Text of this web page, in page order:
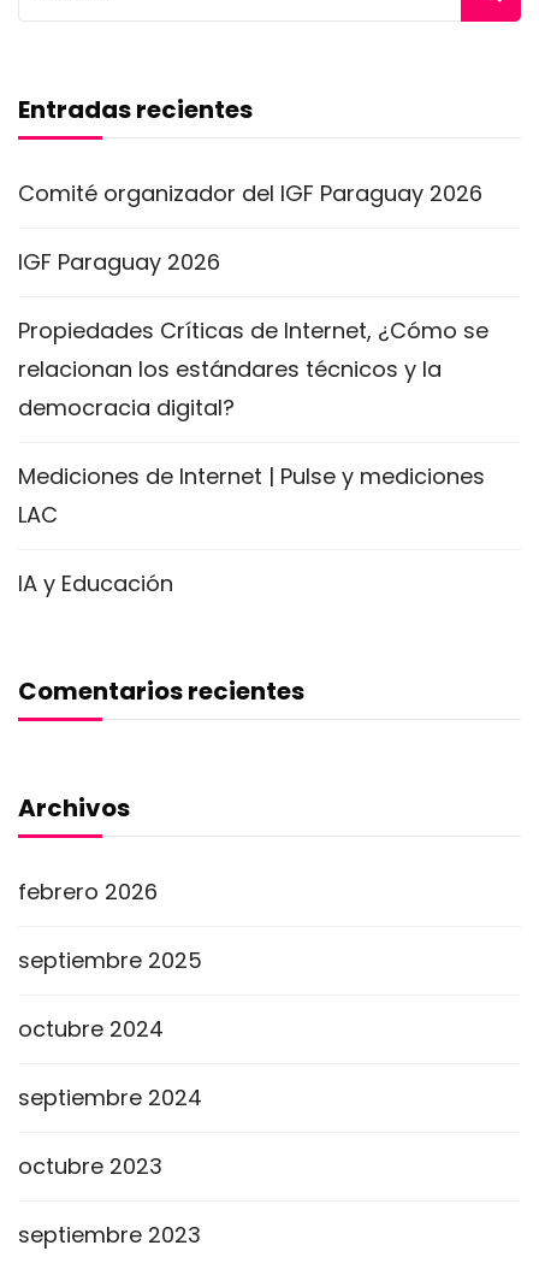
Entradas recientes
Comité organizador del IGF Paraguay 2026
IGF Paraguay 2026
Propiedades Críticas de Internet, ¿Cómo se
relacionan los estándares técnicos y la
democracia digital?
Mediciones de Internet | Pulse y mediciones
LAC
IA y Educación
Comentarios recientes
Archivos
febrero 2026
septiembre 2025
octubre 2024
septiembre 2024
octubre 2023
septiembre 2023